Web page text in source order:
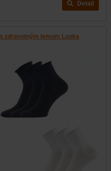
Detail
zdravotným lemom Lonka